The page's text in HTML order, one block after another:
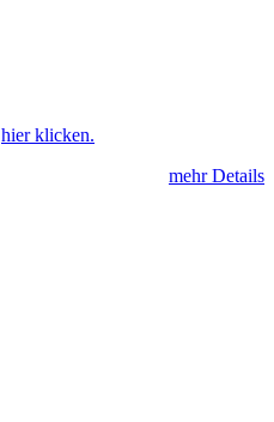
hier klicken.
mehr Details